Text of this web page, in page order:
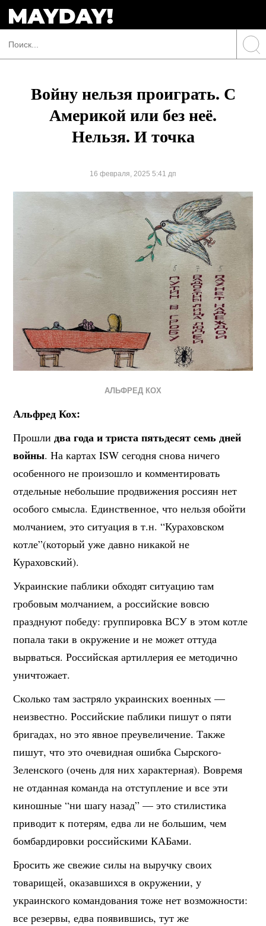
Войну нельзя проиграть. С
Америкой или без неё.
Нельзя. И точка
16 февраля, 2025 5:41 дп
АЛЬФРЕД КОХ
Альфред Кох:
Прошлидва года и триста пятьдесят семь дней
войны. На картах ISW сегодня снова ничего
особенного не произошло и комментировать
отдельные небольшие продвижения россиян нет
особого смысла. Единственное, что нельзя обойти
молчанием, это ситуация в т.н. “Кураховском
котле”(который уже давно никакой не
Кураховский).
Украинские паблики обходят ситуацию там
гробовым молчанием, а российские вовсю
празднуют победу: группировка ВСУ в этом котле
попала таки в окружение и не может оттуда
вырваться. Российская артиллерия ее методично
уничтожает.
Сколько там застряло украинских военных —
неизвестно. Российские паблики пишут о пяти
бригадах, но это явное преувеличение. Также
пишут, что это очевидная ошибка Сырского-
Зеленского (очень для них характерная). Вовремя
не отданная команда на отступление и все эти
киношные “ни шагу назад” — это стилистика
приводит к потерям, едва ли не большим, чем
бомбардировки российскими КАБами.
Бросить же свежие силы на выручку своих
товарищей, оказавшихся в окружении, у
украинского командования тоже нет возможности:
все резервы, едва появившись, тут же